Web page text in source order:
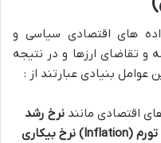
های اقتصادی سیاسی و
و تقاضای ارزها و در نتیجه
عوامل بنیادی عبارتند از :
اقتصادی مانند نرخ رشد
(Inflation)
نرخ بیکاری